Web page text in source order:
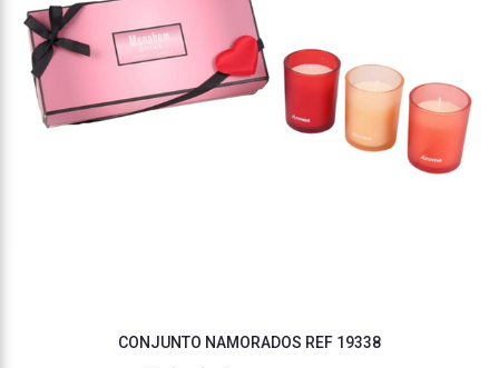
CONJUNTO NAMORADOS REF 19338